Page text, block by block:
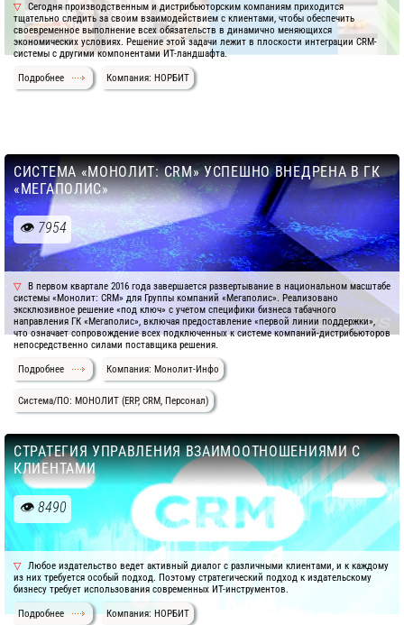
Сегодня производственным и дистрибьюторским компаниям приходится
тщательно следить за своим взаимодействием с клиентами, чтобы обеспечить
своевременное выполнение всех обязательств в динамично меняющихся
экономических условиях. Решение этой задачи лежит в плоскости интеграции CRM-
системы с другими компонентами ИТ-ландшафта.
Подробнее Компания: НОРБИТ
СИСТЕМА «МОНОЛИТ: CRM» УСПЕШНО ВНЕДРЕНА В ГК
«МЕГАПОЛИС»
7954
В первом квартале 2016 года завершается развертывание в национальном масштабе
системы «Монолит: CRM» для Группы компаний «Мегаполис». Реализовано
эксклюзивное решение «под ключ» с учетом специфики бизнеса табачного
направления ГК «Мегаполис», включая предоставление «первой линии поддержки»,
что означает сопровождение всех подключенных к системе компаний-дистрибьюторов
непосредственно силами поставщика решения.
Подробнее Компания: Монолит-Инфо
Система/ПО: МОНОЛИТ (ERP, CRM, Персонал)
СТРАТЕГИЯ УПРАВЛЕНИЯ ВЗАИМООТНОШЕНИЯМИ С
КЛИЕНТАМИ
8490
Любое издательство ведет активный диалог с различными клиентами, и к каждому
из них требуется особый подход. Поэтому стратегический подход к издательскому
бизнесу требует использования современных ИТ-инструментов.
Подробнее Компания: НОРБИТ